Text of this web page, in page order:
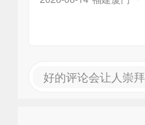
好的评论会让人崇拜